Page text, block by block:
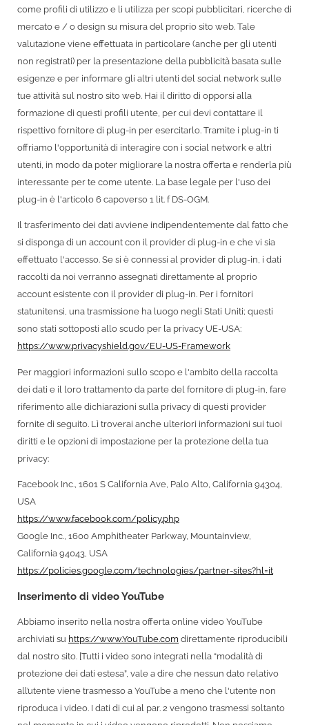
come profili di utilizzo e li utilizza per scopi pubblicitari, ricerche di
mercato e / o design su misura del proprio sito web. Tale
valutazione viene effettuata in particolare (anche per gli utenti
non registrati) per la presentazione della pubblicità basata sulle
esigenze e per informare gli altri utenti del social network sulle
tue attività sul nostro sito web. Hai il diritto di opporsi alla
formazione di questi profili utente, per cui devi contattare il
rispettivo fornitore di plug-in per esercitarlo. Tramite i plug-in ti
offriamo l'opportunità di interagire con i social network e altri
utenti, in modo da poter migliorare la nostra offerta e renderla più
interessante per te come utente. La base legale per l'uso dei
plug-in è l'articolo 6 capoverso 1 lit. f DS-OGM.
Il trasferimento dei dati avviene indipendentemente dal fatto che
si disponga di un account con il provider di plug-in e che vi sia
effettuato l'accesso. Se si è connessi al provider di plug-in, i dati
raccolti da noi verranno assegnati direttamente al proprio
account esistente con il provider di plug-in. Per i fornitori
statunitensi, una trasmissione ha luogo negli Stati Uniti; questi
sono stati sottoposti allo scudo per la privacy UE-USA:
https://www.privacyshield.gov/EU-US-Framework
Per maggiori informazioni sullo scopo e l'ambito della raccolta
dei dati e il loro trattamento da parte del fornitore di plug-in, fare
riferimento alle dichiarazioni sulla privacy di questi provider
fornite di seguito. Lì troverai anche ulteriori informazioni sui tuoi
diritti e le opzioni di impostazione per la protezione della tua
privacy:
Facebook Inc., 1601 S California Ave, Palo Alto, California 94304,
USA
https://www.facebook.com/policy.php
Google Inc., 1600 Amphitheater Parkway, Mountainview,
California 94043, USA
https://policies.google.com/technologies/partner-sites?hl=it
Inserimento di video YouTube
Abbiamo inserito nella nostra offerta online video YouTube
archiviati su https://www.YouTube.com direttamente riproducibili
dal nostro sito. [Tutti i video sono integrati nella “modalità di
protezione dei dati estesa”, vale a dire che nessun dato relativo
all’utente viene trasmesso a YouTube a meno che l'utente non
riproduca i video. I dati di cui al par. 2 vengono trasmessi soltanto